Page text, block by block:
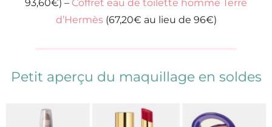
93,60€) – Coffret eau de toilette homme Terre
d’Hermès(67,20€ au lieu de 96€)
Petit aperçu du maquillage en soldes